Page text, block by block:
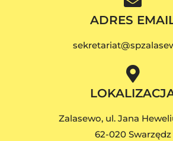
ADRES
Zalasewo, ul. Jana
62-020 Swarzędz